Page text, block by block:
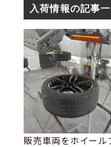
入荷情報の記事
販売車両をホイール